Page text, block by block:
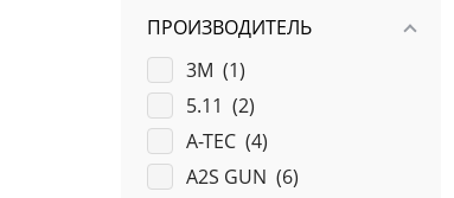
ПРОИЗВОДИТЕЛЬ
3M (1)
5.11 (2)
A-TEC (4)
A2S GUN (6)